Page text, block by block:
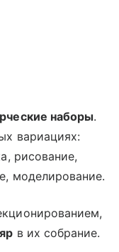
наборы.
вариациях:
рисование,
моделирование.
в их собрание.